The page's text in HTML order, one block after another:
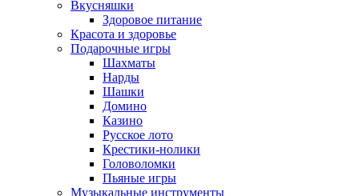
Вкусняшки
Здоровое питание
Красота и здоровье
Подарочные игры
Шахматы
Нарды
Шашки
Домино
Казино
Русское лото
Крестики-нолики
Головоломки
Пьяные игры
Музыкальные инструменты